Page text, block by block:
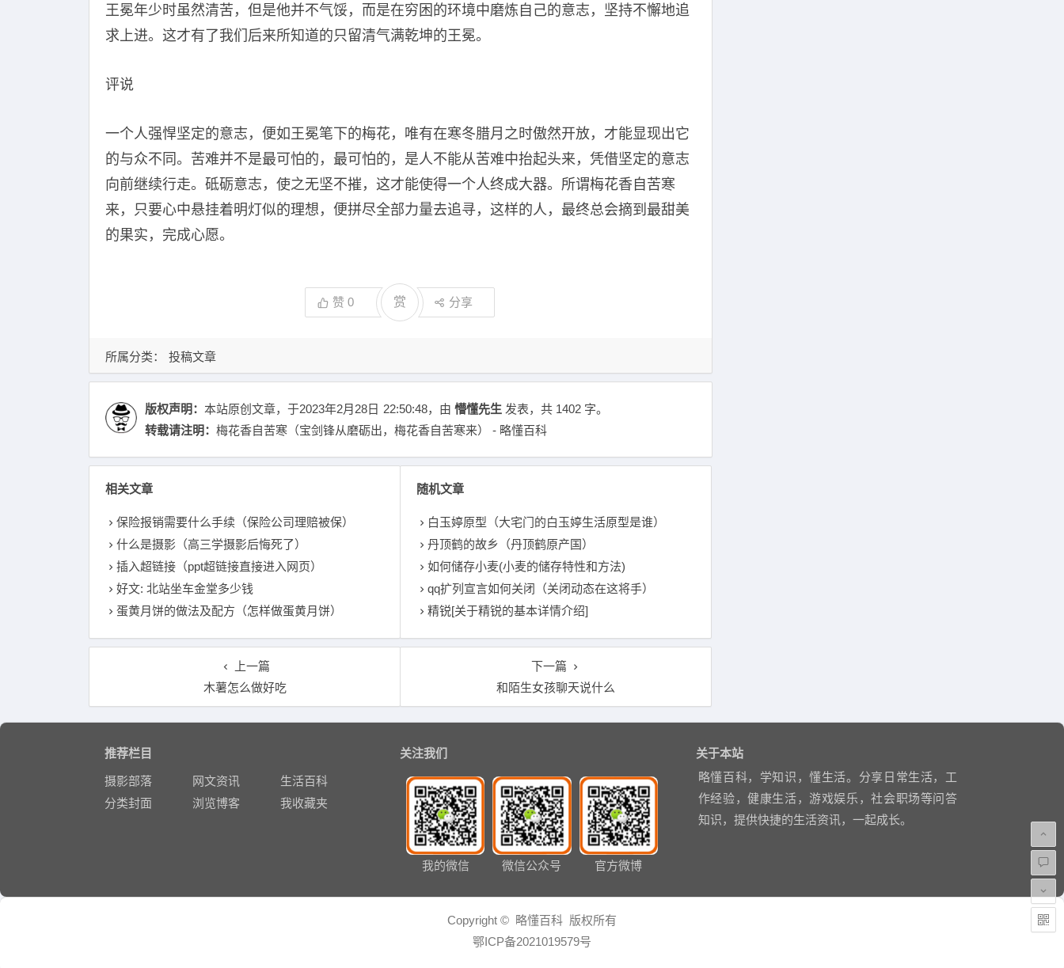
王冕年少时虽然清苦，但是他并不气馁，而是在穷困的环境中磨炼自己的意志，坚持不懈地追
求上进。这才有了我们后来所知道的只留清气满乾坤的王冕。
评说
一个人强悍坚定的意志，便如王冕笔下的梅花，唯有在寒冬腊月之时傲然开放，才能显现出它
的与众不同。苦难并不是最可怕的，最可怕的，是人不能从苦难中抬起头来，凭借坚定的意志
向前继续行走。砥砺意志，使之无坚不摧，这才能使得一个人终成大器。所谓梅花香自苦寒
来，只要心中悬挂着明灯似的理想，便拼尽全部力量去追寻，这样的人，最终总会摘到最甜美
的果实，完成心愿。
赞 0 赏 分享
所属分类： 投稿文章
版权声明： 本站原创文章，于2023年2月28日 22:50:48，由 懵懂先生 发表，共 1402 字。
转载请注明： 梅花香自苦寒（宝剑锋从磨砺出，梅花香自苦寒来） - 略懂百科
相关文章
保险报销需要什么手续（保险公司理赔被保）
什么是摄影（高三学摄影后悔死了）
插入超链接（ppt超链接直接进入网页）
好文: 北站坐车金堂多少钱
蛋黄月饼的做法及配方（怎样做蛋黄月饼）
随机文章
白玉婷原型（大宅门的白玉婷生活原型是谁）
丹顶鹤的故乡（丹顶鹤原产国）
如何储存小麦(小麦的储存特性和方法)
qq扩列宣言如何关闭（关闭动态在这将手）
精锐[关于精锐的基本详情介绍]
上一篇
木薯怎么做好吃
下一篇
和陌生女孩聊天说什么
推荐栏目
摄影部落 网文资讯
生活百科
分类封面
浏览博客 我收藏夹
关注我们
我的微信 微信公众号 官方微博
关于本站
略懂百科，学知识，懂生活。分享日常生活，工
作经验，健康生活，游戏娱乐，社会职场等问答
知识，提供快捷的生活资讯，一起成长。
Copyright © 略懂百科 版权所有
鄂ICP备2021019579号